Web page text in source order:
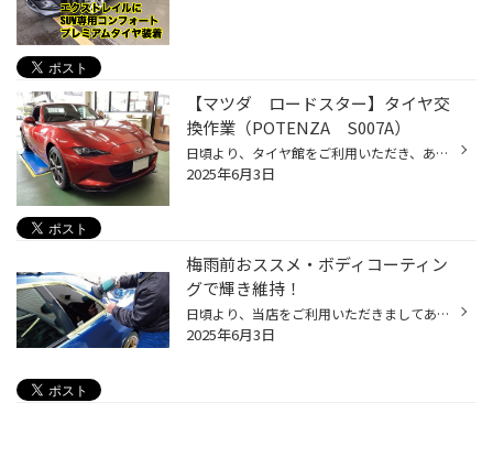
【マツダ ロードスター】タイヤ交
換作業（POTENZA S007A）
日頃より、タイヤ館をご利用いただき、ありがとうございます。 さて、当店と同じチェーン店の近隣タイヤ館店舗で作業いたしましたタイヤ交換作業をご紹介します。 （WEB掲載をご快諾いただきましたお客様！大変感謝しております。いつもご愛顧いただき誠にありがとうございます！！） おクルマ：マ...
2025年6月3日
梅雨前おススメ・ボディコーティン
グで輝き維持！
日頃より、当店をご利用いただきましてありがとうございます。 本日は、おクルマのボディコーティングについてのご紹介です。 ボディコーティングもコクピット・タイヤ館にお任せ！ 突然ですが、当店でおクルマのボディコーティングができることをご存じでしたか？ コクピット・タイヤ館では、タイ...
2025年6月3日